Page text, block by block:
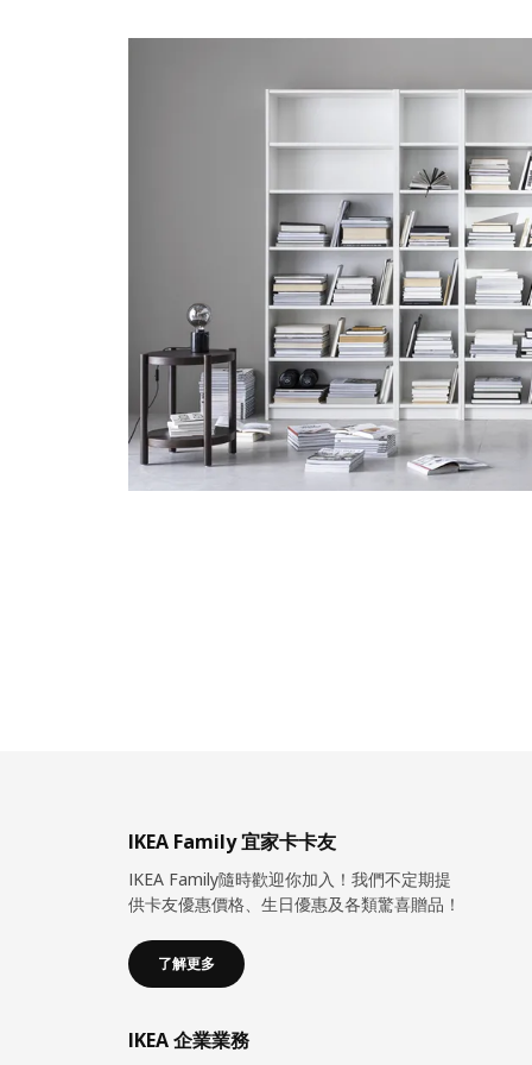
IKEA Family 宜家卡卡友
IKEA Family隨時歡迎你加入！我們不定期提
供卡友優惠價格、生日優惠及各類驚喜贈品！
了解更多
IKEA 企業業務